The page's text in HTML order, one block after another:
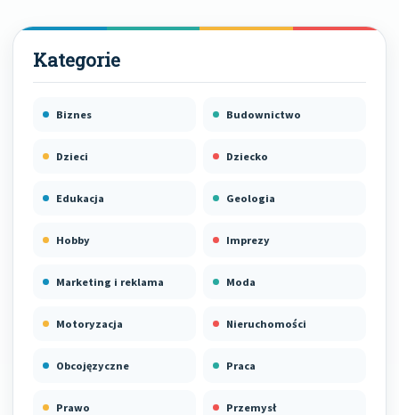
Biznes Budownictwo
Dzieci Dziecko
Edukacja Geologia
Hobby Imprezy
Marketing i reklama Moda
Motoryzacja Nieruchomości
Obcojęzyczne Praca
Prawo Przemysł